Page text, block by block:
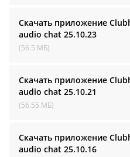
Скачать приложение
audio cha‪t 25.10.23
(56.5 МБ)
Скачать приложение
audio cha‪t 25.10.21
(56.55 МБ)
Скачать приложение
audio cha‪t 25.10.16